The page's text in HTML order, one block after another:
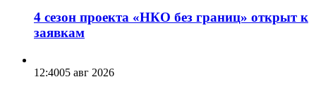
4 сезон проекта «НКО без границ» открыт к
заявкам
12:4005 авг 2026